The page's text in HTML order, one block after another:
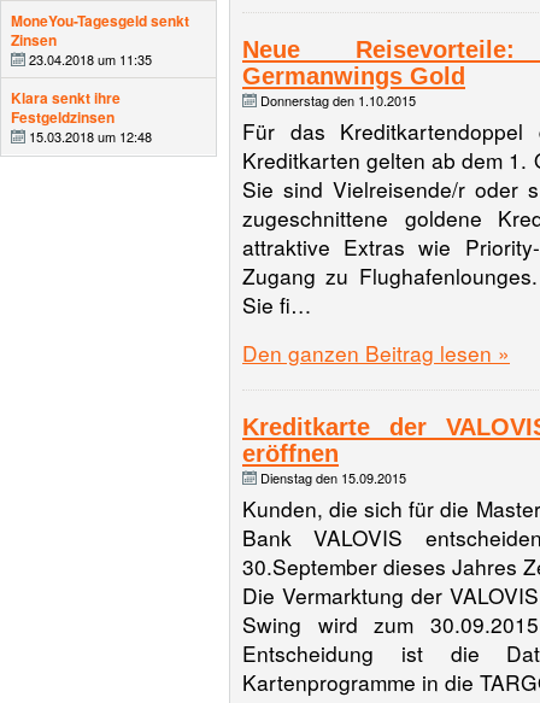
MoneYou-Tagesgeld senkt
Zinsen
23.04.2018 um 11:35
Klara senkt ihre
Festgeldzinsen
15.03.2018 um 12:48
Neue
Germanwings Gold
Donnerstag den 1.10.2015
Für das Kreditkartendoppel
Kreditkarten gelten ab dem 1.
Sie sind Vielreisende/r oder
zugeschnittene goldene
attraktive Extras wie
Zugang zu
Sie fi…
Den ganzen Beitrag lesen »
Kreditkarte der
eröffnen
Dienstag den 15.09.2015
Kunden, die sich für die
Bank VALOVIS
30.September dieses Jahres
Die Vermarktung der
Swing wird zum
Entscheidung ist die
Kartenprogramme in die